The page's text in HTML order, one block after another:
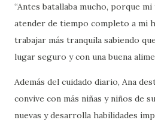
“Antes batallaba mucho, porque
atender de tiempo completo a mi
trabajar más tranquila sabiendo
lugar seguro y con una buena
Además del cuidado diario, Ana
convive con más niñas y niños de
nuevas y desarrolla habilidades